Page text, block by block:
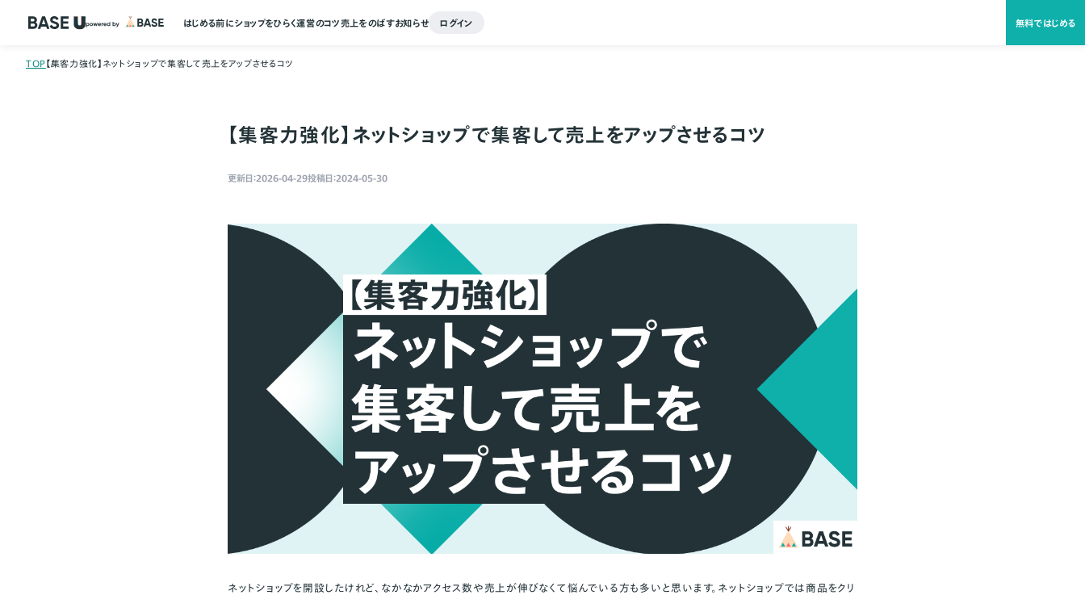
はじめる前にショップをひらく運営のコツ売上をのばすお知らせ ログイン 無料ではじめる
TOP【集客力強化】ネットショップで集客して売上をアップさせるコツ
【集客力強化】ネットショップで集客して売上をアップさせるコツ
更新日：2026-04-29投稿日：2024-05-30
ネットショップを開設したけれど、なかなかアクセス数や売上が伸びなくて悩んでいる方も多いと思います。ネットショップでは商品をクリ